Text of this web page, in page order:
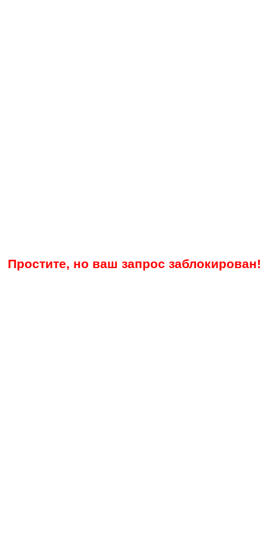
Простите, но ваш запрос заблокирован!